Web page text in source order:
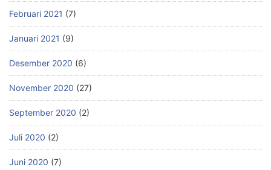
Februari 2021 (7)
Januari 2021 (9)
Desember 2020 (6)
November 2020 (27)
September 2020 (2)
Juli 2020 (2)
Juni 2020 (7)